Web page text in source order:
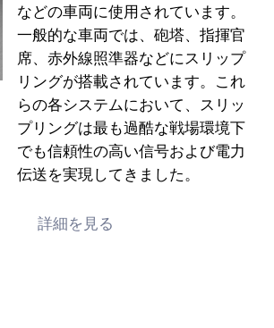
などの車両に使用されています。
一般的な車両では、砲塔、指揮官
席、赤外線照準器などにスリップ
リングが搭載されています。これ
らの各システムにおいて、スリッ
プリングは最も過酷な戦場環境下
でも信頼性の高い信号および電力
伝送を実現してきました。
詳細を見る